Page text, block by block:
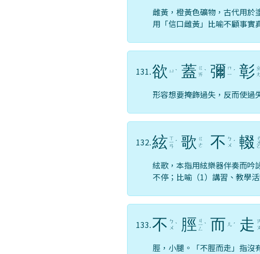
雌黃，橙黃色礦物，古代用於
用「信口雌黃」比喻不顧事實
131.欲 ㄩ ˋ 蓋 ㄍ
ㄞ ˋ 彌 ㄇ
ㄧ ˊ 彰 ㄓ
ㄤ
形容想要掩飾過失，反而使過
132.絃 ㄒ
ㄧ
ㄢ
ˊ 歌 ㄍ
ㄜ
不 ㄅ
ㄨ ˊ 輟 ㄔ
ㄨ
ㄛ
絃歌，本指用絃樂器伴奏而吟
不停；比喻（1）講習、教學
133.不 ㄅ
ㄨ ˋ 脛 ㄐ
ㄧ
ㄥ
ˋ 而 ㄦ ˊ 走 ㄗ
ㄡ
脛，小腿。「不脛而走」指沒